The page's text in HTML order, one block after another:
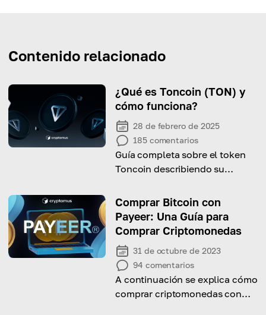
Contenido relacionado
¿Qué es Toncoin (TON) y
cómo funciona?
28 de febrero de 2025
185 comentarios
Guía completa sobre el token
Toncoin describiendo su
sus orígenes y su profunda
conexión con Telegram.
Comprar Bitcoin con
Payeer: Una Guía para
Comprar Criptomonedas
31 de octubre de 2023
94 comentarios
A continuación se explica cómo
comprar criptomonedas con